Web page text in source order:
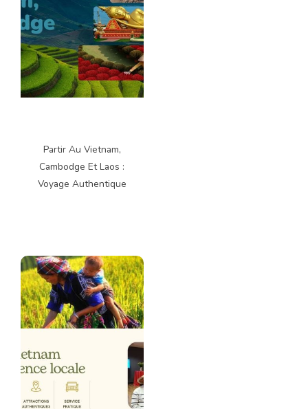
Partir Au Vietnam,
Cambodge Et Laos :
Voyage Authentique